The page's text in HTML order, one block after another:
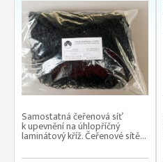
Samostatná čeřenová síť
k upevnění na úhlopříčný
laminátový kříž. Čeřenové sítě...